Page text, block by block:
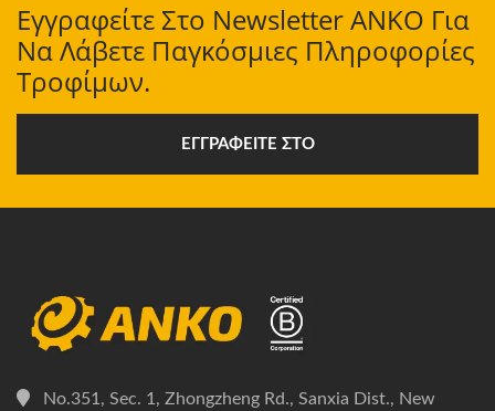
Εγγραφείτε Στο Newsletter ANKO Για
Να Λάβετε Παγκόσμιες Πληροφορίες
Τροφίμων.
ΕΓΓΡΑΦΕΊΤΕ ΣΤΟ
No.351, Sec. 1, Zhongzheng Rd., Sanxia Dist., New